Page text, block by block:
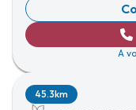
A
45.3km